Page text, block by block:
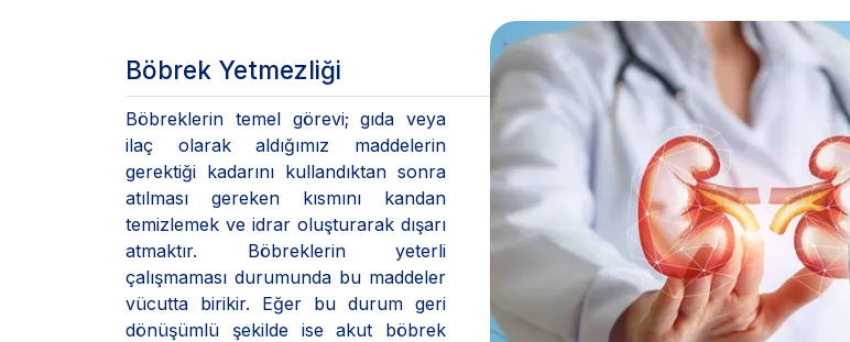
Böbrek Yetmezliği
Böbreklerin temel görevi; gıda veya
ilaç olarak aldığımız maddelerin
gerektiği kadarını kullandıktan sonra
atılması gereken kısmını kandan
temizlemek ve idrar oluşturarak dışarı
atmaktır. Böbreklerin yeterli
çalışmaması durumunda bu maddeler
vücutta birikir. Eğer bu durum geri
dönüşümlü şekilde ise akut böbrek